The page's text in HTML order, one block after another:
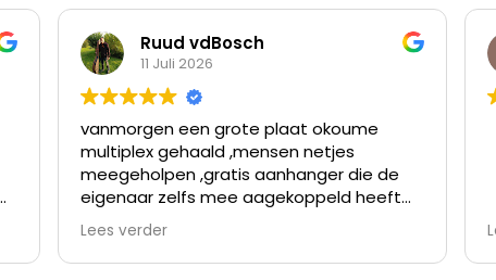
Ruud vdBosch
11 Juli 2026
vanmorgen een grote plaat okoume
multiplex gehaald ,mensen netjes
meegeholpen ,gratis aanhanger die de
eigenaar zelfs mee aagekoppeld heeft
omdat de verloopstekker niet paste
nette prijzen en topservice ,ben er al
meer geweest en kom er vaker
Lees verder